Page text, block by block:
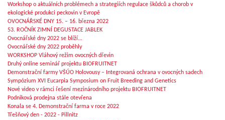
Workshop o aktuálních problémech a strategiích regulace škůdců a chorob v
ekologické produkci peckovin v Evropě
OVOCNÁŘSKÉ DNY 15. – 16. března 2022
53. ROČNÍK ZIMNÍ DEGUSTACE JABLEK
Ovocnářské dny 2022 se blíží...
Ovocnářské dny 2022 proběhly
WORKSHOP Vláhový režim ovocných dřevin
Druhý online seminář projektu BIOFRUITNET
Demonstrační farmy VŠÚO Holovousy – Integrovaná ochrana v ovocných sadech
Sympózium XVI Eucarpia Symposium on Fruit Breeding and Genetics
Nové video v rámci řešení mezinárodního projektu BIOFRUITNET
Podniková prodejna stále otevřena
Konala se 4. Demonstrační farma v roce 2022
Třešňový den - 2022 - Pillnitz